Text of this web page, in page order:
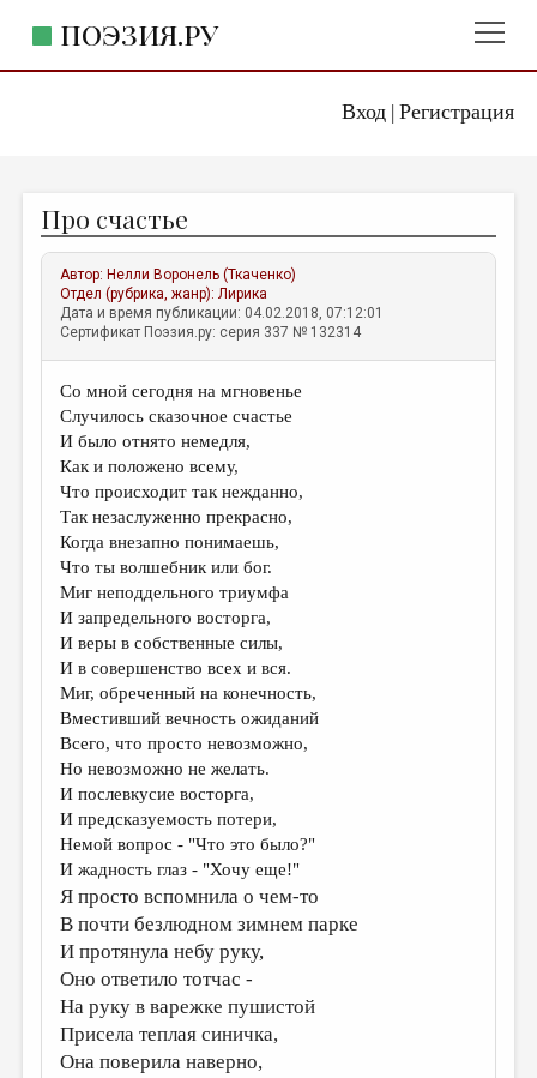
Вход| Регистрация
ПОЭЗИЯ.РУ
ЖАНРЫ
АВТОРЫ
КОММЕНТАРИИ
ЛИТСАЛОН
НОВОСТИ
ПРАВИЛА САЙТА
ОТДЕЛЫ И РУБРИКИ
ИЗБРАННОЕ
ДАЙДЖЕСТ
ПРОИЗВЕДЕНИЯ
ПЕРЕВОДЫ
КОНКУРСЫ
ДЕТСКАЯ КОМНАТА
КНИЖНАЯ ПОЛКА
ОБЗОР ЛИТЕРАТУРЫ
СТРАНИЦЫ ПАМЯТИ
ОБЪЯВЛЕНИЯ
КОЛОНКА РЕДАКТОРА
РЕДКОЛЛЕГИЯ
ОТ РЕДАКЦИИ
Про счастье
Автор: Нелли Воронель (Ткаченко)
Отдел (рубрика, жанр):Лирика
Дата и время публикации: 04.02.2018, 07:12:01
Сертификат Поэзия.ру: серия 337 № 132314
Со мной сегодня на мгновенье
Случилось сказочное счастье
И было отнято немедля,
Как и положено всему,
Что происходит так нежданно,
Так незаслуженно прекрасно,
Когда внезапно понимаешь,
Что ты волшебник или бог.
Миг неподдельного триумфа
И запредельного восторга,
И веры в собственные силы,
И в совершенство всех и вся.
Миг, обреченный на конечность,
Вместивший вечность ожиданий
Всего, что просто невозможно,
Но невозможно не желать.
И послевкусие восторга,
И предсказуемость потери,
Немой вопрос - "Что это было?"
И жадность глаз - "Хочу еще!"
Я просто вспомнила о чем-то
В почти безлюдном зимнем парке
И протянула небу руку,
Оно ответило тотчас -
На руку в варежке пушистой
Присела теплая синичка,
Она поверила наверно,